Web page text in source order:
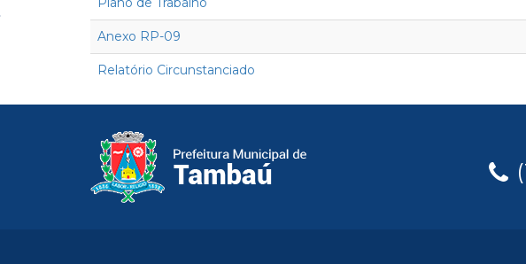
Anexo RP-09
Relatório Circunstanciado